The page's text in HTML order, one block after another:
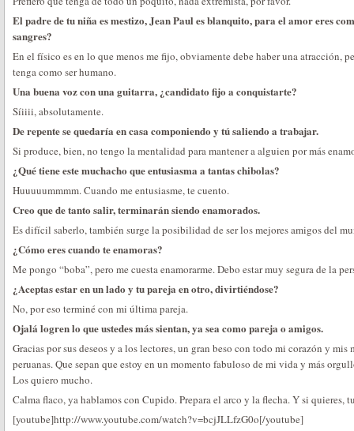
El padre de tu niña es mestizo, Jean Paul es blanquito, para el amor eres
sangres?
En el físico es en lo que menos me fijo, obviamente debe haber una atracción,
tenga como ser humano.
Una buena voz con una guitarra, ¿candidato fijo a conquistarte?
Síiiii, absolutamente.
De repente se quedaría en casa componiendo y tú saliendo a trabajar.
Si produce, bien, no tengo la mentalidad para mantener a alguien por más
¿Qué tiene este muchacho que entusiasma a tantas chibolas?
Huuuuummmm. Cuando me entusiasme, te cuento.
Creo que de tanto salir, terminarán siendo enamorados.
Es difícil saberlo, también surge la posibilidad de ser los mejores amigos del
¿Cómo eres cuando te enamoras?
Me pongo “boba”, pero me cuesta enamorarme. Debo estar muy segura de la
¿Aceptas estar en un lado y tu pareja en otro, divirtiéndose?
No, por eso terminé con mi última pareja.
Ojalá logren lo que ustedes más sientan, ya sea como pareja o amigos.
Gracias por sus deseos y a los lectores, un gran beso con todo mi corazón y mis
peruanas. Que sepan que estoy en un momento fabuloso de mi vida y más
Los quiero mucho.
Calma flaco, ya hablamos con Cupido. Prepara el arco y la flecha. Y si quieres,
[youtube]http://www.youtube.com/watch?v=bcjJLLfzG0o[/youtube]